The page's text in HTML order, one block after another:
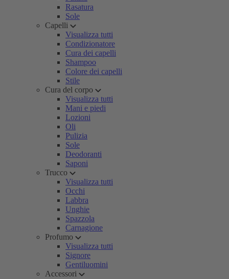
Rasatura
Sole
Capelli
Visualizza tutti
Condizionatore
Cura dei capelli
Shampoo
Colore dei capelli
Stile
Cura del corpo
Visualizza tutti
Mani e piedi
Lozioni
Oli
Pulizia
Sole
Deodoranti
Saponi
Trucco
Visualizza tutti
Occhi
Labbra
Unghie
Spazzola
Carnagione
Profumo
Visualizza tutti
Signore
Gentiluomini
Accessori